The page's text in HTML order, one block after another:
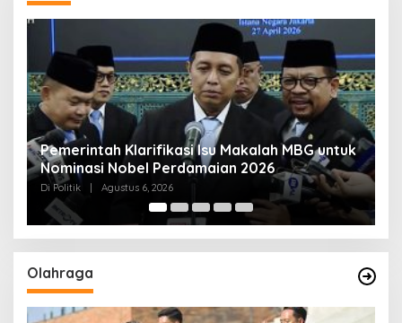
Muktamar NU ke-35 di Jombang, Panitia
Siagakan 3 Posko Kesehatan 24 Jam
Di Politik Agustus 6, 2026
Olahraga